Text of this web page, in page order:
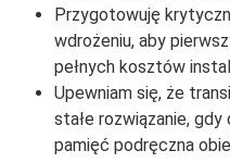
Przygotowuję
wdrożeniu, aby
pełnych kosztów
Upewniam się, że
stałe rozwiązanie,
pamięć podręczna